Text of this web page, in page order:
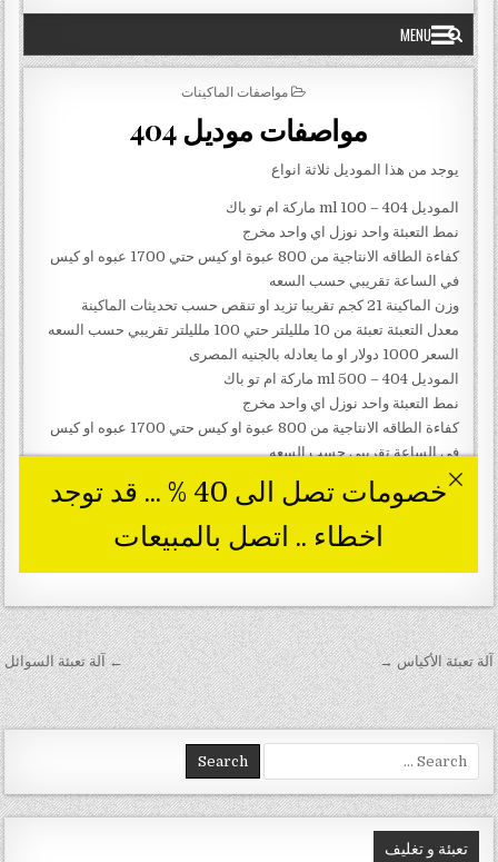
تصفّح المقالات ← آلة تعبئة السوائل آلة تعبئة الأكياس →
Search for:
تعبئة و تغليف